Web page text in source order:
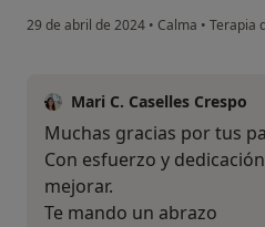
29 de abril de 2024 • Calma • Terapia
Mari C. Caselles Crespo
Muchas gracias por tus
Con esfuerzo y
mejorar.
Te mando un abrazo